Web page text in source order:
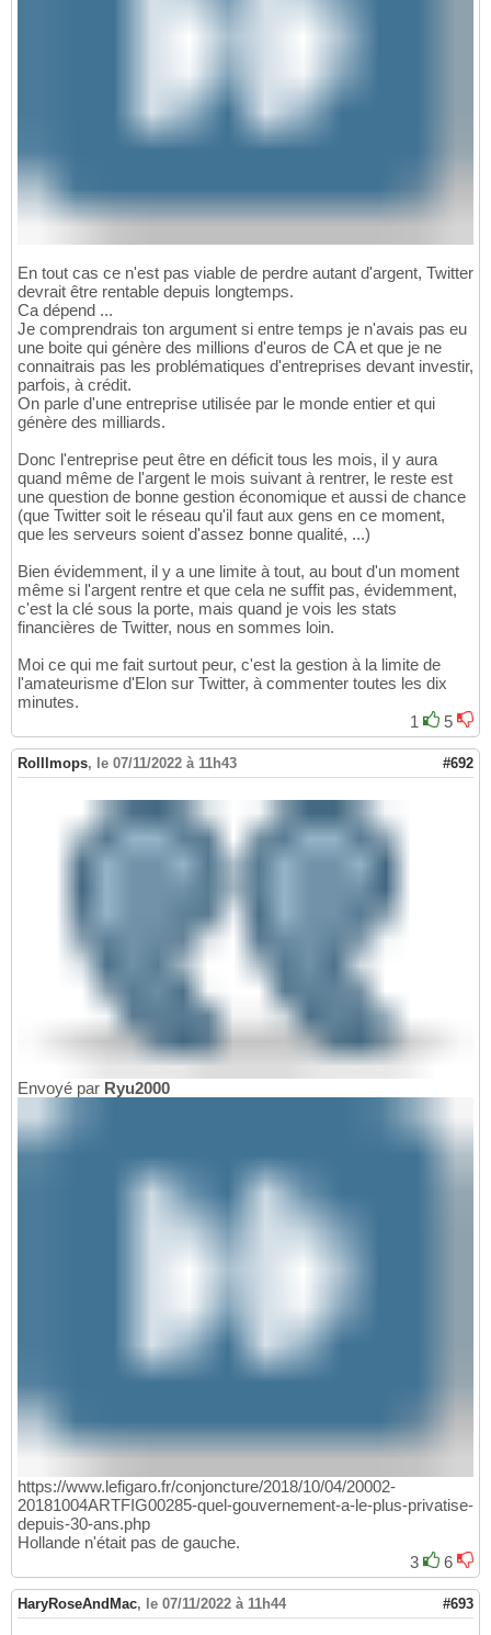
En tout cas ce n'est pas viable de perdre autant d'argent, Twitter
devrait être rentable depuis longtemps.
Ca dépend ...
Je comprendrais ton argument si entre temps je n'avais pas eu
une boite qui génère des millions d'euros de CA et que je ne
connaitrais pas les problématiques d'entreprises devant investir,
parfois, à crédit.
On parle d'une entreprise utilisée par le monde entier et qui
génère des milliards.
Donc l'entreprise peut être en déficit tous les mois, il y aura
quand même de l'argent le mois suivant à rentrer, le reste est
une question de bonne gestion économique et aussi de chance
(que Twitter soit le réseau qu'il faut aux gens en ce moment,
que les serveurs soient d'assez bonne qualité, ...)
Bien évidemment, il y a une limite à tout, au bout d'un moment
même si l'argent rentre et que cela ne suffit pas, évidemment,
c'est la clé sous la porte, mais quand je vois les stats
financières de Twitter, nous en sommes loin.
Moi ce qui me fait surtout peur, c'est la gestion à la limite de
l'amateurisme d'Elon sur Twitter, à commenter toutes les dix
minutes.
1
5
Rolllmops, le 07/11/2022 à 11h43 #692
Envoyé par Ryu2000
https://www.lefigaro.fr/conjoncture/2018/10/04/20002-
20181004ARTFIG00285-quel-gouvernement-a-le-plus-privatise-
depuis-30-ans.php
Hollande n'était pas de gauche.
3
6
HaryRoseAndMac, le 07/11/2022 à 11h44 #693